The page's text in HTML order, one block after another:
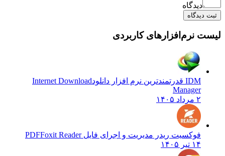
دیدگاه
ثبت دیدگاه
لیست نرم‌افزارهای کاربردی
IDM قدرتمندترین نرم افزار دانلود
Internet Download
Manager
۲ مرداد ۱۴۰۵
فوکسیت ریدر مدیریت و اجرای فایل PDFFoxit Reader
۱۴ تیر ۱۴۰۵